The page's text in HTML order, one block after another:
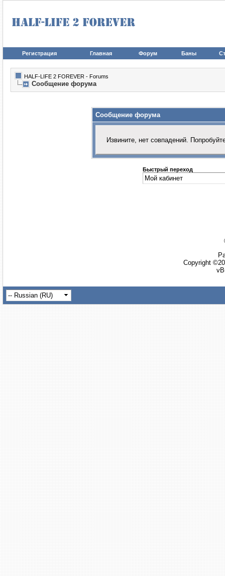
Регистрация Главная Форум Баны
HALF-LIFE 2 FOREVER - Forums
Сообщение форума
Сообщение форума
Извините, нет совпадений.
Быстрый переход
Copyright